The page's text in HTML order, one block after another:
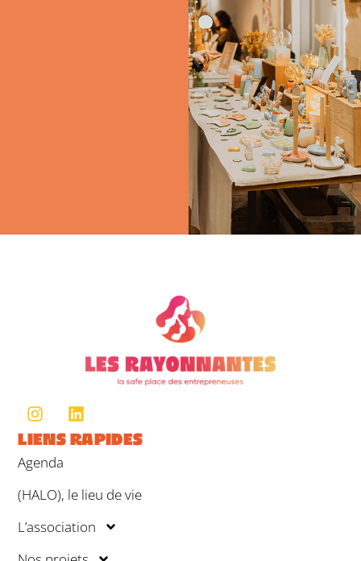
LIENS RAPIDES
Agenda
(HALO), le lieu de vie
L’association